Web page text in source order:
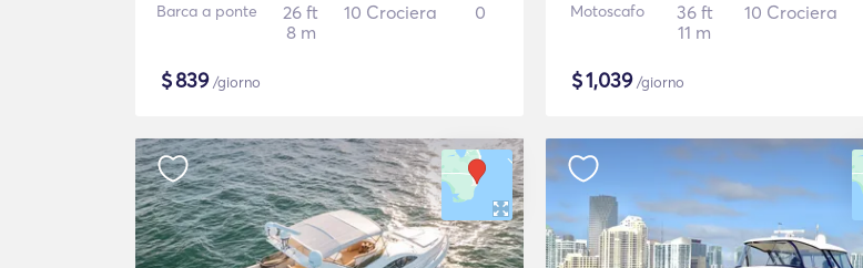
Barca a ponte
26 ft
8 m
10 Crociera 0
$839/giorno
Motoscafo
36 ft
11 m
10 Crociera
$1,039/giorno